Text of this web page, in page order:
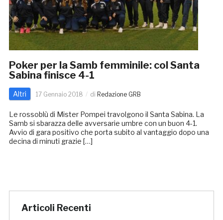
Poker per la Samb femminile: col Santa
Sabina finisce 4-1
Altri 17 Gennaio 2018 di Redazione GRB
Le rossoblù di Mister Pompei travolgono il Santa Sabina. La
Samb si sbarazza delle avversarie umbre con un buon 4-1.
Avvio di gara positivo che porta subito al vantaggio dopo una
decina di minuti grazie […]
Articoli Recenti